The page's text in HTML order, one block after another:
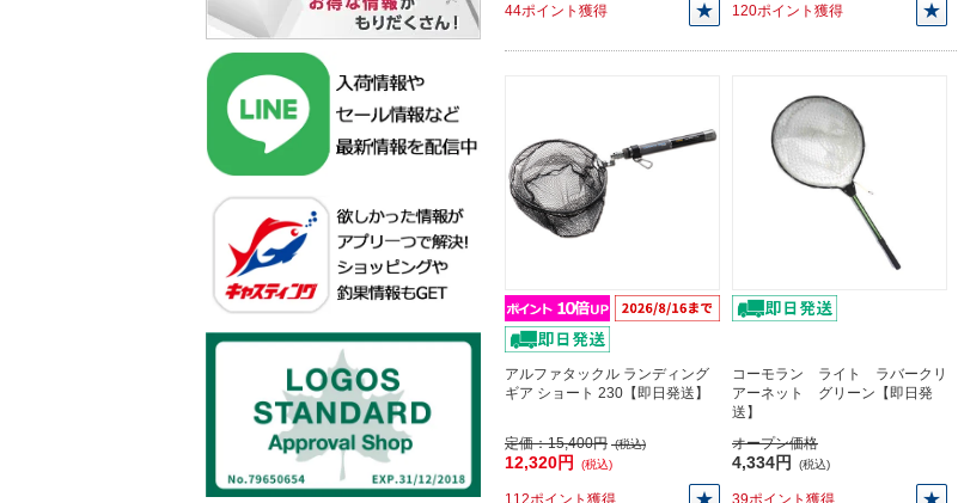
44ポイント獲得 120ポイント獲得
アルファタックル ランディング
ギア ショート 230【即日発送】
定価：15,400円 (税込)
12,320円 (税込)
112ポイント獲得
コーモラン ライト ラバークリ
アーネット グリーン【即日発
送】
オープン価格
4,334円 (税込)
39ポイント獲得